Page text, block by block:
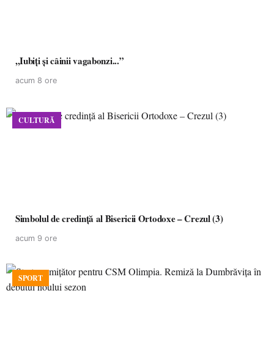
,,Iubiți și câinii vagabonzi...”
acum 8 ore
CULTURĂ
Simbolul de credinţă al Bisericii Ortodoxe – Crezul (3)
acum 9 ore
SPORT